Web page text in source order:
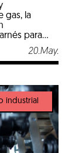
gas, la
para
trabajos
En este
existen,
20.May.
industrial